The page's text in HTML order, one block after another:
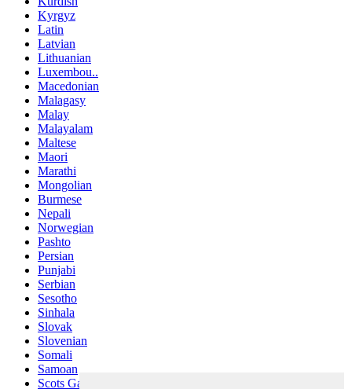
Kyrgyz
Latin
Latvian
Lithuanian
Luxembou..
Macedonian
Malagasy
Malay
Malayalam
Maltese
Maori
Marathi
Mongolian
Burmese
Nepali
Norwegian
Pashto
Persian
Punjabi
Serbian
Sesotho
Sinhala
Slovak
Slovenian
Somali
Samoan
Scots Gaelic